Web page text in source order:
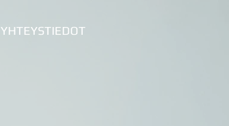
YHTEYSTIEDOT